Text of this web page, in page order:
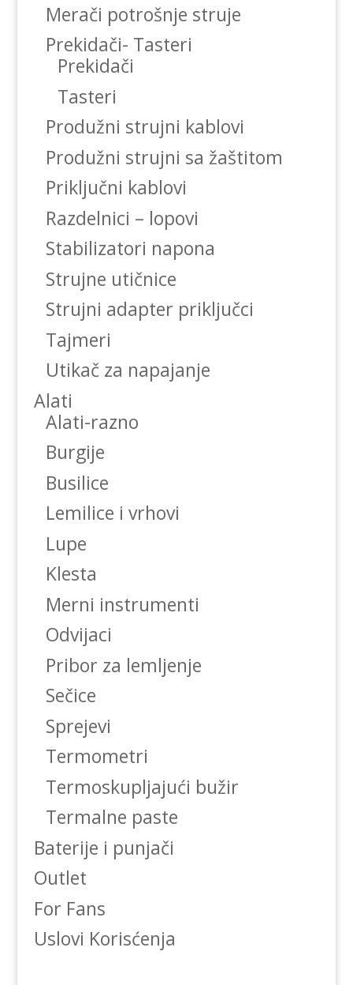
Merači potrošnje struje
Prekidači- Tasteri
Prekidači
Tasteri
Produžni strujni kablovi
Produžni strujni sa žaštitom
Priključni kablovi
Razdelnici – lopovi
Stabilizatori napona
Strujne utičnice
Strujni adapter priključci
Tajmeri
Utikač za napajanje
Alati
Alati-razno
Burgije
Busilice
Lemilice i vrhovi
Lupe
Klesta
Merni instrumenti
Odvijaci
Pribor za lemljenje
Sečice
Sprejevi
Termometri
Termoskupljajući bužir
Termalne paste
Baterije i punjači
Outlet
For Fans
Uslovi Korisćenja